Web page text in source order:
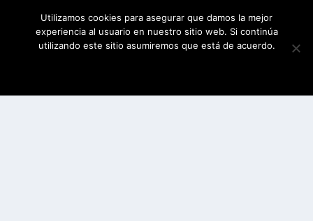
Utilizamos cookies para asegurar que damos la mejor
experiencia al usuario en nuestro sitio web. Si continúa
utilizando este sitio asumiremos que está de acuerdo.